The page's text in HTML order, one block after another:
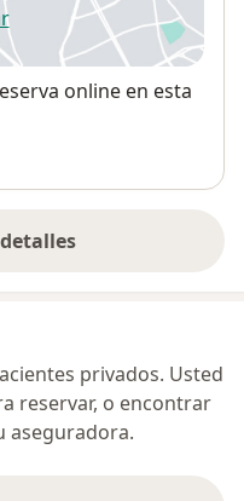
en una nueva
online en esta
la dirección
privados. Usted
reservar, o encontrar
aseguradora.